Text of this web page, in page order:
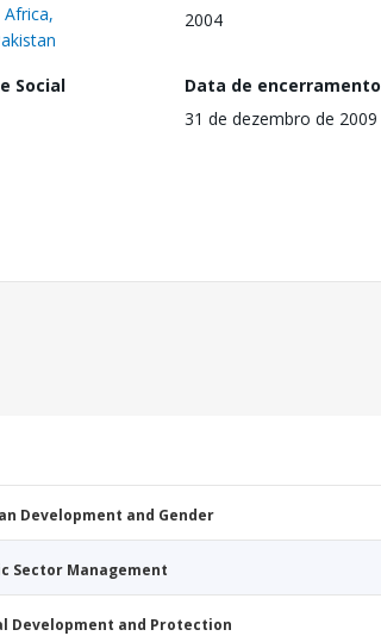
2004
Social
Data de encerramento
31 de dezembro de 2009
Development and Gender
Sector Management
Development and Protection